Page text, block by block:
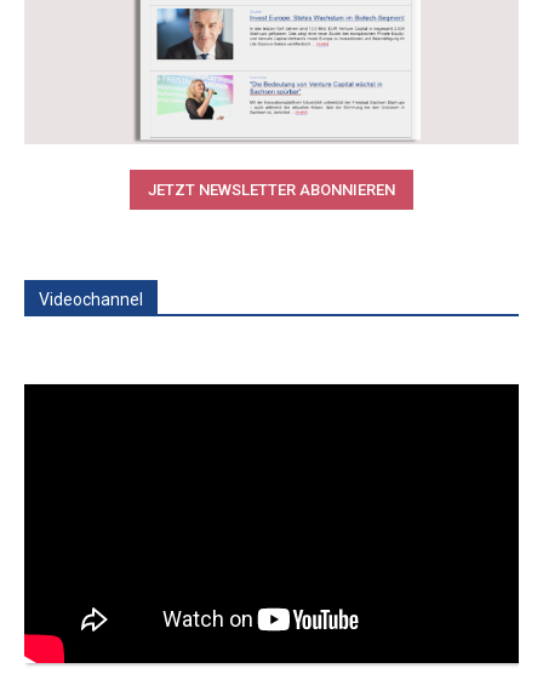
JETZT NEWSLETTER ABONNIEREN
Videochannel